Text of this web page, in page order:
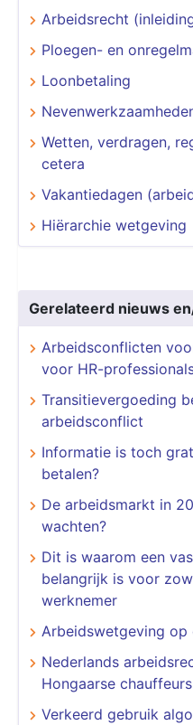
Arbeidsrecht
Ploegen- en
Loonbetaling
Wetten, verdragen,
cetera
Vakantiedagen
Hiërarchie wetgeving
Gerelateerd nieuws
Arbeidsconflicten
voor HR-
Transitievergoeding
arbeidsconflict
Informatie is toch
betalen?
De arbeidsmarkt in
wachten?
Dit is waarom een
belangrijk is voor
werknemer
Arbeidswetgeving op
Nederlands
Hongaarse chauffeurs
Verkeerd gebruik